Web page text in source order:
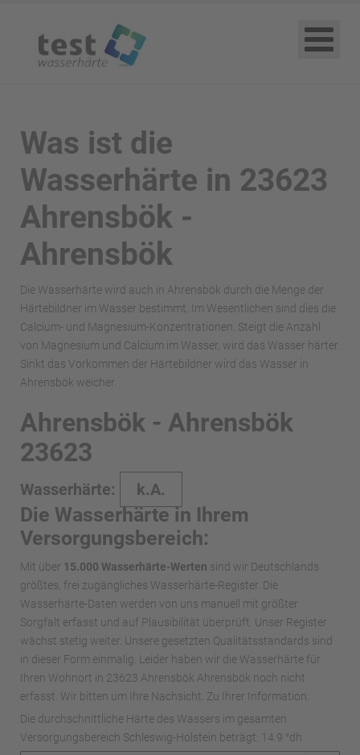
Was ist die
Wasserhärte in 23623
Ahrensbök -
Ahrensbök
Die Wasserhärte wird auch in Ahrensbök durch die Menge der
Härtebildner im Wasser bestimmt. Im Wesentlichen sind dies die
Calcium- und Magnesium-Konzentrationen. Steigt die Anzahl
von Magnesium und Calcium im Wasser, wird das Wasser härter.
Sinkt das Vorkommen der Härtebildner wird das Wasser in
Ahrensbök weicher.
Ahrensbök - Ahrensbök
23623
Wasserhärte: k.A.
Die Wasserhärte in Ihrem
Versorgungsbereich:
Mit über 15.000 Wasserhärte-Werten sind wir Deutschlands
größtes, frei zugängliches Wasserhärte-Register. Die
Wasserhärte-Daten werden von uns manuell mit größter
Sorgfalt erfasst und auf Plausibilität überprüft. Unser Register
wächst stetig weiter. Unsere gesetzten Qualitätsstandards sind
in dieser Form einmalig. Leider haben wir die Wasserhärte für
Ihren Wohnort in 23623 Ahrensbök Ahrensbök noch nicht
erfasst. Wir bitten um Ihre Nachsicht. Zu Ihrer Information:
Die durchschnittliche Härte des Wassers im gesamten
Versorgungsbereich Schleswig-Holstein beträgt: 14.9 °dh